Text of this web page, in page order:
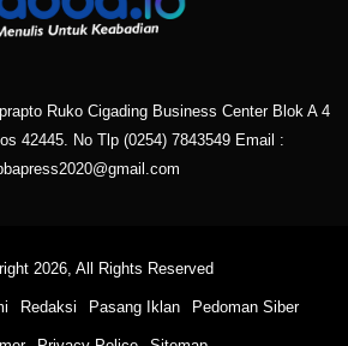
Ruko Cigading Business Center Blok A 4
42445. No Tlp (0254) 7843549 Email :
2026, All Rights Reserved
Redaksi Pasang Iklan Pedoman Siber